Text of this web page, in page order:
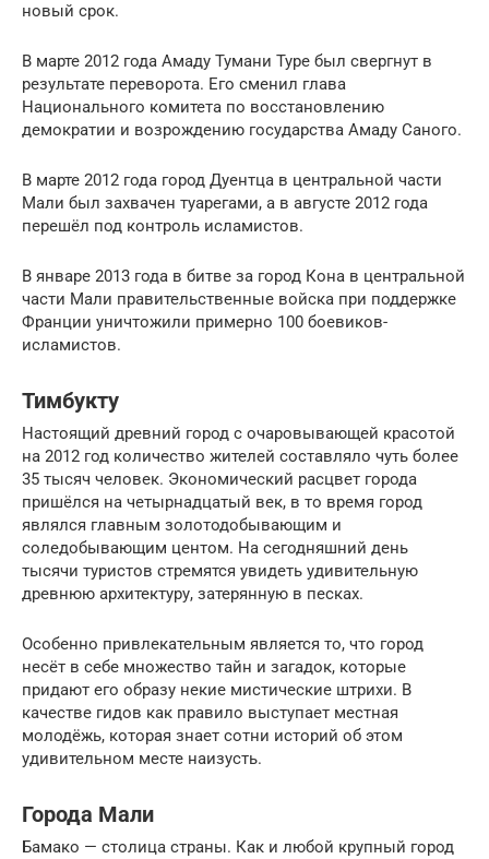
новый срок.
В марте 2012 года Амаду Тумани Туре был свергнут в
результате переворота. Его сменил глава
Национального комитета по восстановлению
демократии и возрождению государства Амаду Саного.
В марте 2012 года город Дуентца в центральной части
Мали был захвачен туарегами, а в августе 2012 года
перешёл под контроль исламистов.
В январе 2013 года в битве за город Кона в центральной
части Мали правительственные войска при поддержке
Франции уничтожили примерно 100 боевиков-
исламистов.
Тимбукту
Настоящий древний город с очаровывающей красотой
на 2012 год количество жителей составляло чуть более
35 тысяч человек. Экономический расцвет города
пришёлся на четырнадцатый век, в то время город
являлся главным золотодобывающим и
соледобывающим центом. На сегодняшний день
тысячи туристов стремятся увидеть удивительную
древнюю архитектуру, затерянную в песках.
Особенно привлекательным является то, что город
несёт в себе множество тайн и загадок, которые
придают его образу некие мистические штрихи. В
качестве гидов как правило выступает местная
молодёжь, которая знает сотни историй об этом
удивительном месте наизусть.
Города Мали
Бамако — столица страны. Как и любой крупный город